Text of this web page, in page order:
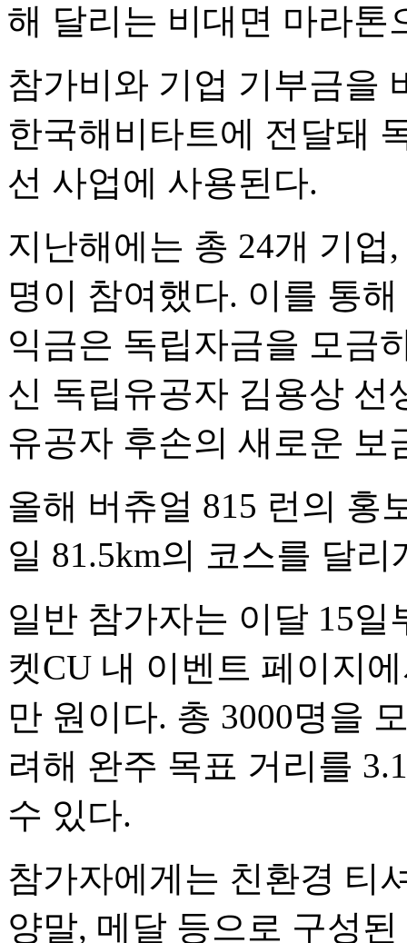
해 달리는 비대면 마라톤
참가비와 기업 기부금을
한국해비타트에 전달돼
선 사업에 사용된다.
지난해에는 총 24개 기업
명이 참여했다. 이를 통
익금은 독립자금을 모금
신 독립유공자 김용상 선
유공자 후손의 새로운 보
올해 버츄얼 815 런의 홍
일 81.5km의 코스를 달리
일반 참가자는 이달 15일
켓CU 내 이벤트 페이지
만 원이다. 총 3000명을
려해 완주 목표 거리를
수 있다.
참가자에게는 친환경 티
양말, 메달 등으로 구성